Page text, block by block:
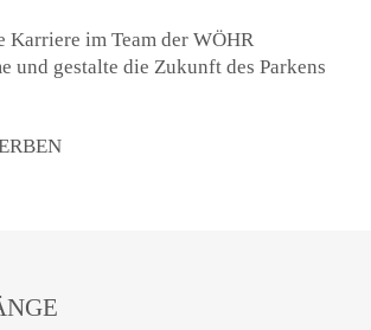
Karriere im Team der WÖHR
und gestalte die Zukunft des Parkens